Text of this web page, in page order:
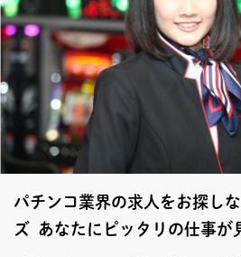
パチンコ業界の求人をお探し
ズ あなたにピッタリの仕事が